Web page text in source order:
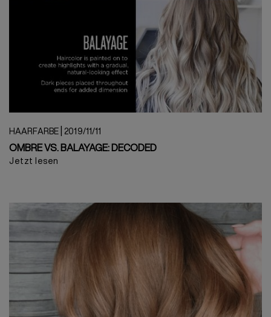
HAARFARBE| 2019/11/11
OMBRE VS. BALAYAGE: DECODED
Jetzt lesen